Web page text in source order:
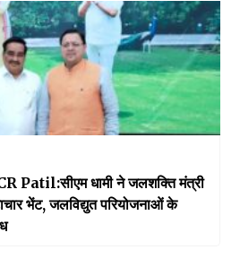
धामी ने जलशक्ति मंत्री
भेंट, जलविद्युत परियोजनाओं के